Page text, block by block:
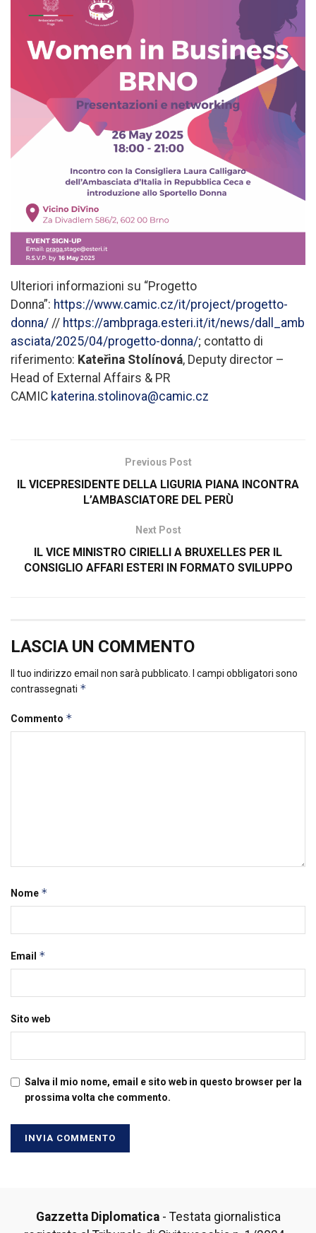
Ulteriori informazioni su “Progetto
Donna”: https://www.camic.cz/it/project/progetto-
donna/ // https://ambpraga.esteri.it/it/news/dall_amb
asciata/2025/04/progetto-donna/; contatto di
riferimento: Kateřina Stolínová, Deputy director –
Head of External Affairs & PR
CAMIC katerina.stolinova@camic.cz
Previous Post
IL VICEPRESIDENTE DELLA LIGURIA PIANA INCONTRA
L’AMBASCIATORE DEL PERÙ
Next Post
IL VICE MINISTRO CIRIELLI A BRUXELLES PER IL
CONSIGLIO AFFARI ESTERI IN FORMATO SVILUPPO
LASCIA UN COMMENTO
Il tuo indirizzo email non sarà pubblicato.
I campi obbligatori sono
contrassegnati *
Commento *
Nome *
Email *
Sito web
Salva il mio nome, email e sito web in questo browser per la
prossima volta che commento.
Gazzetta Diplomatica- Testata giornalistica